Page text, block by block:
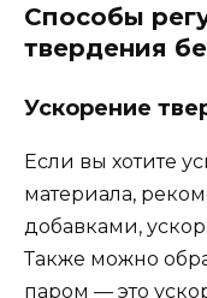
Способы
твердения
Ускорение
Если вы хотите
материала,
добавками,
Также можно
паром — это